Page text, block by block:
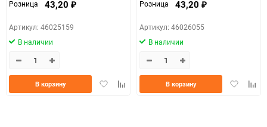
Розница 43,20 ₽
Артикул: 46025159
В наличии
ДобавитьДобавить
В корзину
Розница 43,20 ₽
Артикул: 46026055
В наличии
Добавить
В корзину